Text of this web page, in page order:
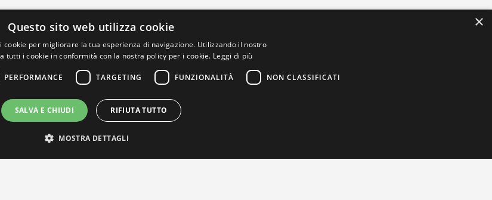
×
Questo sito web utilizza cookie
cookie per migliorare la tua esperienza di navigazione. Utilizzando il nostro
tutti i cookie in conformità con la nostra policy per i cookie. Leggi di più
PERFORMANCE TARGETING FUNZIONALITÀ NON CLASSIFICATI
SALVA E CHIUDI RIFIUTA TUTTO
MOSTRA DETTAGLI